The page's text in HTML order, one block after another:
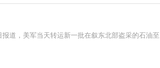
道，美军当天转运新一批在叙东北部盗采的石油至